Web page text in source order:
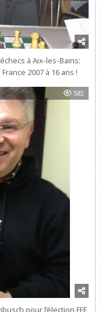
à Aix-les-Bains:
2007 à 16 ans !
582
pour l’élection FFE